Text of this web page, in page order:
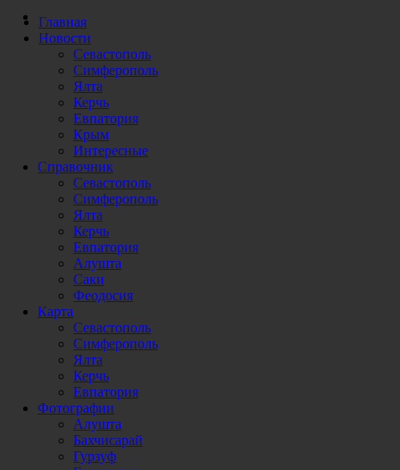
Главная
Новости
Севастополь
Симферополь
Ялта
Керчь
Евпатория
Крым
Интересные
Справочник
Севастополь
Симферополь
Ялта
Керчь
Евпатория
Алушта
Саки
Феодосия
Карта
Севастополь
Симферополь
Ялта
Керчь
Евпатория
Фотографии
Алушта
Бахчисарай
Гурзуф